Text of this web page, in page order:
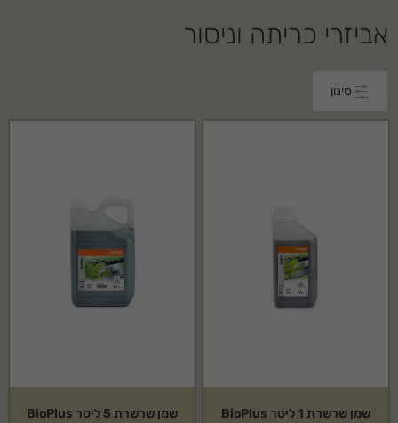
אביזרי כריתה וניסור
שמן שרשרת 1 ליטר BioPlus שמן שרשרת 5 ליטר BioPlus